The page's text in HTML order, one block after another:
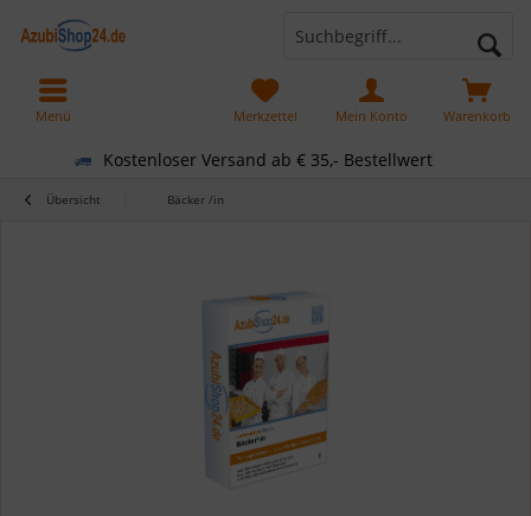
Kostenloser Versand ab € 35,- Bestellwert
Warenkorb
Merkzettel Mein Konto
Menü
Übersicht Bäcker /in